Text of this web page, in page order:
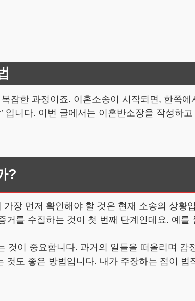
잡한 과정이죠. 이혼소송이 시작되면, 한쪽
니다. 이번 글에서는 이혼반소장을 작성하
?
장 먼저 확인해야 할 것은 현재 소송의 상황
를 수집하는 것이 첫 번째 단계인데요. 예를
이 중요합니다. 과거의 일들을 떠올리며 감
도 좋은 방법입니다. 내가 주장하는 점이